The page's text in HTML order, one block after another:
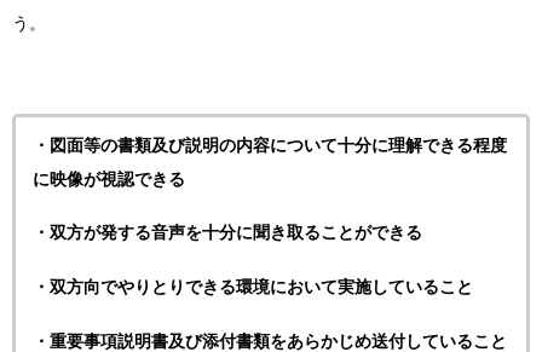
う。
・図面等の書類及び説明の内容について十分に理解できる程度
に映像が視認できる
・双方が発する音声を十分に聞き取ることができる
・双方向でやりとりできる環境において実施していること
・重要事項説明書及び添付書類をあらかじめ送付していること